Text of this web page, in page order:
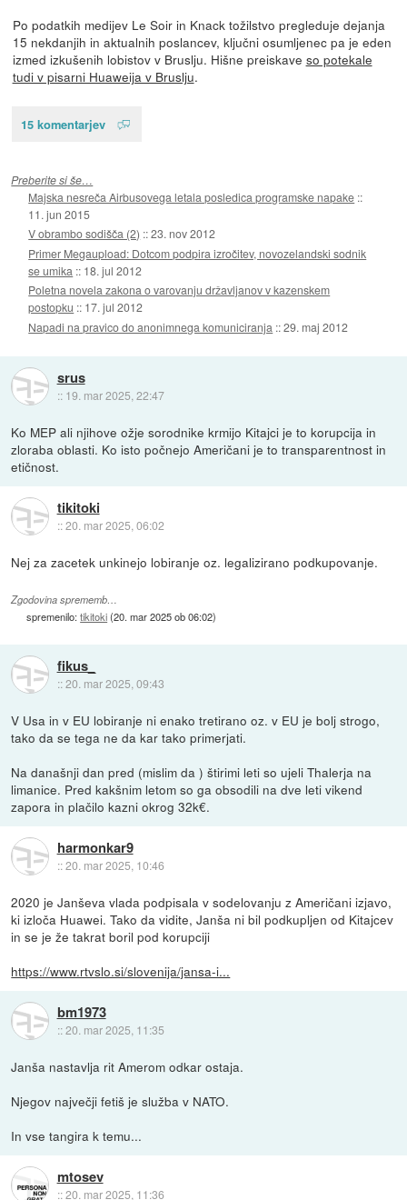
Po podatkih medijev Le Soir in Knack tožilstvo pregleduje dejanja
15 nekdanjih in aktualnih poslancev, ključni osumljenec pa je eden
izmed izkušenih lobistov v Bruslju. Hišne preiskave so potekale
tudi v pisarni Huaweija v Bruslju.
15 komentarjev
Preberite si še…
Majska nesreča Airbusovega letala posledica programske napake ::
11. jun 2015
V obrambo sodišča (2) ::23. nov 2012
Primer Megaupload: Dotcom podpira izročitev, novozelandski sodnik
se umika :: 18. jul 2012
Poletna novela zakona o varovanju državljanov v kazenskem
postopku :: 17. jul 2012
Napadi na pravico do anonimnega komuniciranja ::29. maj 2012
srus
:: 19. mar 2025, 22:47
Ko MEP ali njihove ožje sorodnike krmijo Kitajci je to korupcija in
zloraba oblasti. Ko isto počnejo Američani je to transparentnost in
etičnost.
tikitoki
::20. mar 2025, 06:02
Nej za zacetek unkinejo lobiranje oz. legalizirano podkupovanje.
Zgodovina sprememb…
spremenilo:tikitoki(20. mar 2025 ob 06:02)
fikus_
::20. mar 2025, 09:43
V Usa in v EU lobiranje ni enako tretirano oz. v EU je bolj strogo,
tako da se tega ne da kar tako primerjati.
Na današnji dan pred (mislim da ) štirimi leti so ujeli Thalerja na
limanice. Pred kakšnim letom so ga obsodili na dve leti vikend
zapora in plačilo kazni okrog 32k€.
harmonkar9
::20. mar 2025, 10:46
2020 je Janševa vlada podpisala v sodelovanju z Američani izjavo,
ki izloča Huawei. Tako da vidite, Janša ni bil podkupljen od Kitajcev
in se je že takrat boril pod korupciji
https://www.rtvslo.si/slovenija/jansa-i...
bm1973
::20. mar 2025, 11:35
Janša nastavlja rit Amerom odkar ostaja.
Njegov največji fetiš je služba v NATO.
In vse tangira k temu...
mtosev
::20. mar 2025, 11:36